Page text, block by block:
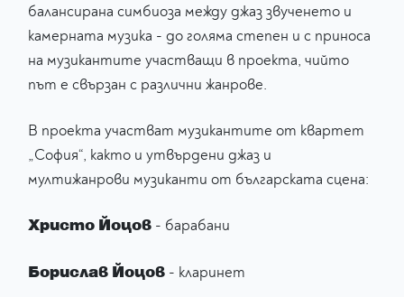
балансирана симбиоза между джаз звученето и
камерната музика - до голяма степен и с приноса
на музикантите участващи в проекта, чийто
път е свързан с различни жанрове.
В проекта участват музикантите от квартет
„София“, както и утвърдени джаз и
мултижанрови музиканти от българската сцена:
Христо Йоцов - барабани
Борислав Йоцов - кларинет